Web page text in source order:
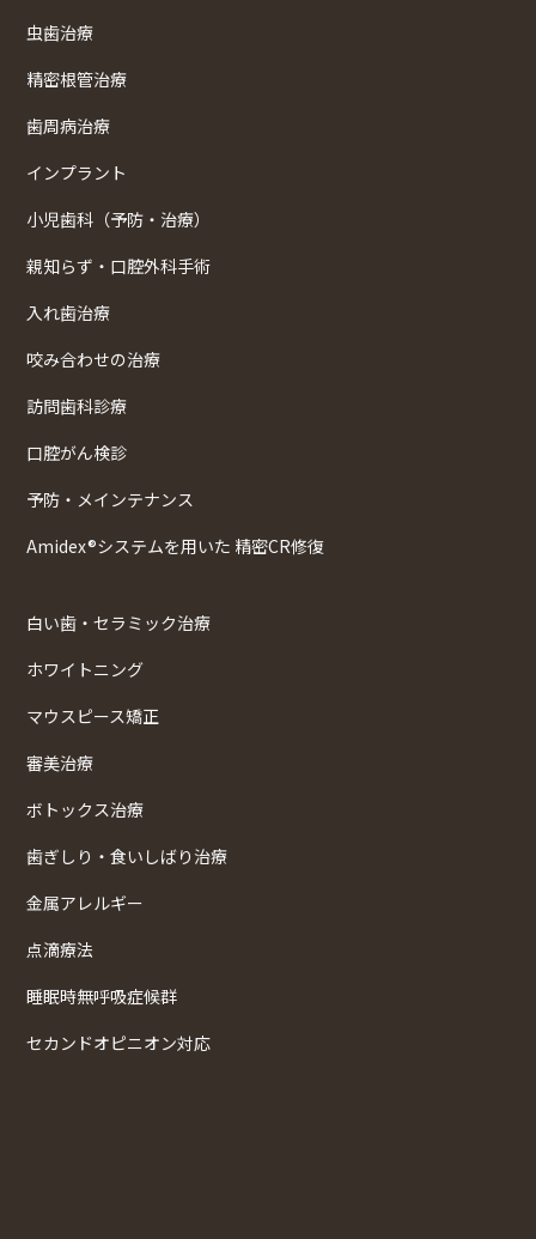
虫歯治療
精密根管治療
歯周病治療
インプラント
小児歯科（予防・治療）
親知らず・口腔外科手術
入れ歯治療
咬み合わせの治療
訪問歯科診療
口腔がん検診
予防・メインテナンス
Amidex®システムを用いた 精密CR修復
白い歯・セラミック治療
ホワイトニング
マウスピース矯正
審美治療
ボトックス治療
歯ぎしり・食いしばり治療
金属アレルギー
点滴療法
睡眠時無呼吸症候群
セカンドオピニオン対応